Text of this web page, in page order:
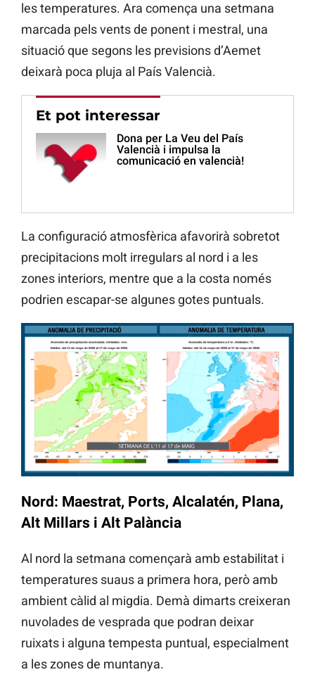
les temperatures. Ara comença una setmana
marcada pels vents de ponent i mestral, una
situació que segons les previsions d’Aemet
deixarà poca pluja al País Valencià.
Et pot interessar
Dona per La Veu del País
Valencià i impulsa la
comunicació en valencià!
La configuració atmosfèrica afavorirà sobretot
precipitacions molt irregulars al nord i a les
zones interiors, mentre que a la costa només
podrien escapar-se algunes gotes puntuals.
Nord: Maestrat, Ports, Alcalatén, Plana,
Alt Millars i Alt Palància
Al nord la setmana començarà amb estabilitat i
temperatures suaus a primera hora, però amb
ambient càlid al migdia. Demà dimarts creixeran
nuvolades de vesprada que podran deixar
ruixats i alguna tempesta puntual, especialment
a les zones de muntanya.